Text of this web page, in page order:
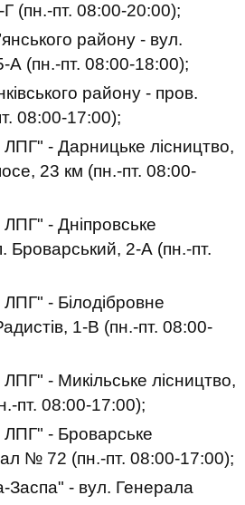
(пн.-пт. 08:00-20:00);
району - вул.
А (пн.-пт. 08:00-18:00);
району - пров.
08:00-17:00);
- Дарницьке лісництво,
23 км (пн.-пт. 08:00-
- Дніпровське
Броварський, 2-А (пн.-пт.
- Білодібровне
1-В (пн.-пт. 08:00-
- Микільське лісництво,
пт. 08:00-17:00);
- Броварське
№ 72 (пн.-пт. 08:00-17:00);
- вул. Генерала